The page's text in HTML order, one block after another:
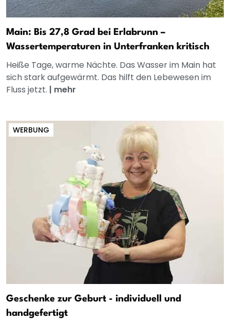
Main: Bis 27,8 Grad bei Erlabrunn –
Wassertemperaturen in Unterfranken kritisch
Heiße Tage, warme Nächte. Das Wasser im Main hat
sich stark aufgewärmt. Das hilft den Lebewesen im
Fluss jetzt. | mehr
WERBUNG
Geschenke zur Geburt - individuell und
handgefertigt